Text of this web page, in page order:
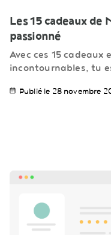
Les 15 cadeaux de
passionné
Avec ces 15 cadeaux
incontournables, tu
Publié le 28 novembre